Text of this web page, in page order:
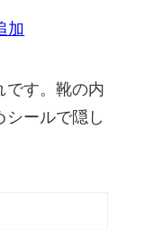
加
です。靴の内
ールで隠し